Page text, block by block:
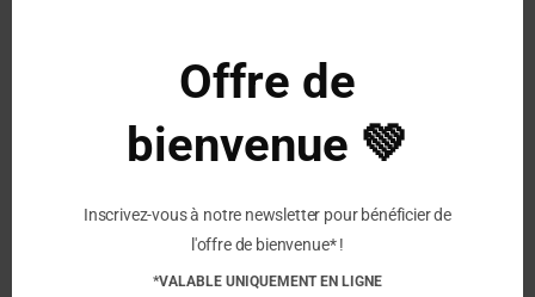
Lorine Rosa – Gold
Article similaire
Lore Rosa – White shine
26 avril 2025
Danae – Jean
Offre de
bienvenue 💚
Inscrivez-vous à notre newsletter pour bénéficier de
l'offre de bienvenue* !
*VALABLE UNIQUEMENT EN LIGNE